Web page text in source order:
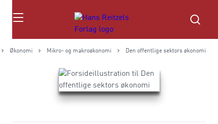
Søg
Økonomi Mikro- og makroøkonomi Den offentlige sektors økonomi